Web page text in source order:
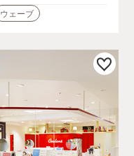
ウェーブ